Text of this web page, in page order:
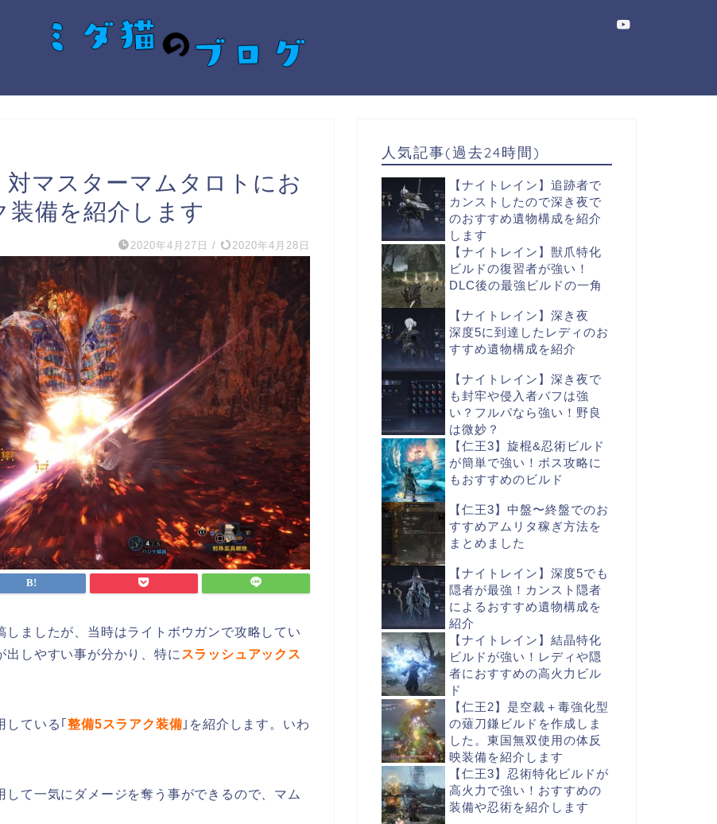
対マスターマムタロトにお
備を紹介します
2020年4月27日 / 2020年4月28日
ましたが、当時はライトボウガンで攻略してい
出しやすい事が分かり、特に スラッシュアックス
している｢整備5スラアク装備 ｣を紹介します。いわ
て一気にダメージを奪う事ができるので、マム
人気記事(過去24時間)
【ナイトレイン】追跡者で
カンストしたので深き夜で
のおすすめ遺物構成を紹介
します
【ナイトレイン】獣爪特化
ビルドの復習者が強い！
DLC後の最強ビルドの一角
【ナイトレイン】深き夜
深度5に到達したレディのお
すすめ遺物構成を紹介
【ナイトレイン】深き夜で
も封牢や侵入者バフは強
い？フルパなら強い！野良
は微妙？
【仁王3】旋棍&忍術ビルド
が簡単で強い！ボス攻略に
もおすすめのビルド
【仁王3】中盤〜終盤でのお
すすめアムリタ稼ぎ方法を
まとめました
【ナイトレイン】深度5でも
隠者が最強！カンスト隠者
によるおすすめ遺物構成を
紹介
【ナイトレイン】結晶特化
ビルドが強い！レディや隠
者におすすめの高火力ビル
ド
【仁王2】是空裁＋毒強化型
の薙刀鎌ビルドを作成しま
した。東国無双使用の体反
映装備を紹介します
【仁王3】忍術特化ビルドが
高火力で強い！おすすめの
装備や忍術を紹介します